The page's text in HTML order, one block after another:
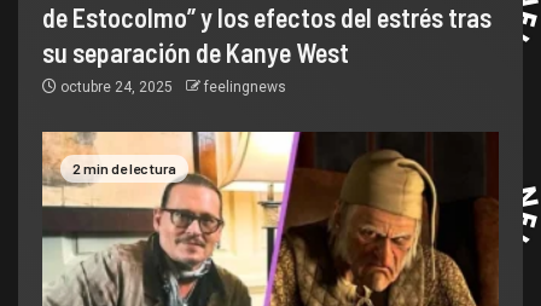
de Estocolmo” y los efectos del estrés tras
su separación de Kanye West
octubre 24, 2025 feelingnews
2 min de lectura